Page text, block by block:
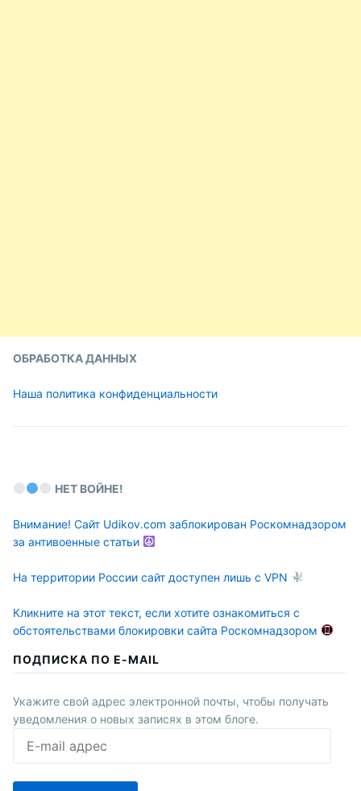
ОБРАБОТКА ДАННЫХ
Наша политика конфиденциальности
НЕТ ВОЙНЕ!
Внимание! Сайт Udikov.com заблокирован Роскомнадзором
за антивоенные статьи
На территории России сайт доступен лишь с VPN
Кликните на этот текст, если хотите ознакомиться с
обстоятельствами блокировки сайта Роскомнадзором
ПОДПИСКА ПО E-MAIL
Укажите свой адрес электронной почты, чтобы получать
уведомления о новых записях в этом блоге.
mail